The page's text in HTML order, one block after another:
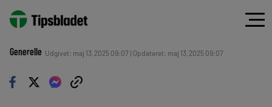
Generelle Udgivet: maj 13, 2025 09:07 | Opdateret: maj 13, 2025 09:07